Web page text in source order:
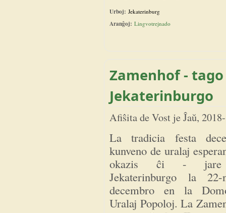
Urboj: Jekaterinburg
Aranĝoj: Lingvotrejnado
Zamenhof - tago
Jekaterinburgo
Afiŝita deVost jeĴaŭ,
La tradicia festa
kunveno de uralaj
okazis ĉi -
Jekaterinburgo la
decembro en la
Uralaj Popoloj. La